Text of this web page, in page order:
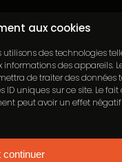
aux cookies
utilisons des technologies
informations des appareils.
de traiter des données
uniques sur ce site. Le fait
peut avoir un effet
continuer